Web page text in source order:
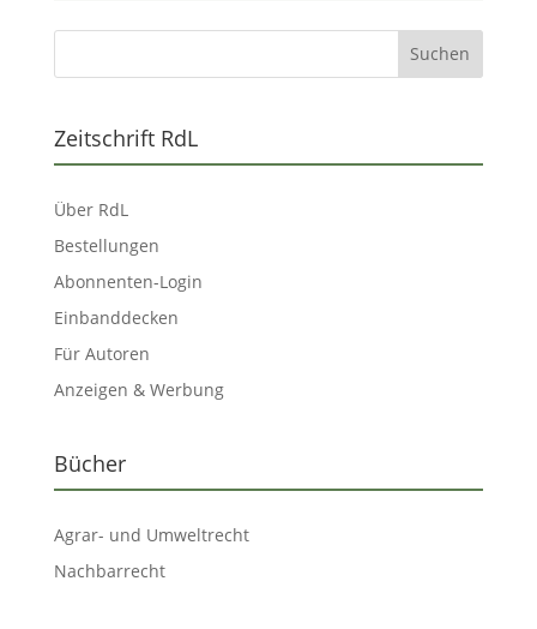
Zeitschrift RdL
Über RdL
Bestellungen
Abonnenten-Login
Einbanddecken
Für Autoren
Anzeigen & Werbung
Bücher
Agrar- und Umweltrecht
Nachbarrecht